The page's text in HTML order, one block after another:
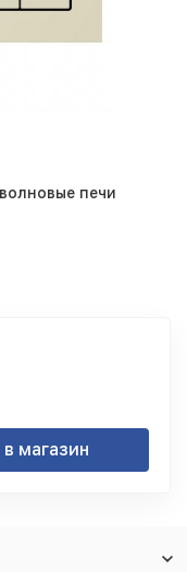
печи
магазин